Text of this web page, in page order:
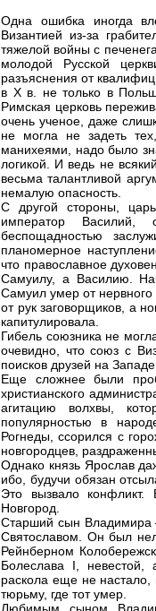
Одна ошибка иногда
Византией из-за
тяжелой войны с
молодой Русской
разъяснения от
в X в. не только в
Римская церковь
очень ученое, даже
не могла не задеть
манихеями, надо было
логикой. И ведь не
весьма талантливой
немалую опасность.
С другой стороны,
император Василий,
беспощадностью
планомерное
что православное
Самуилу, а Василию.
Самуил умер от
от рук заговорщиков, а
капитулировала.
Гибель союзника не
очевидно, что союз с
поисков друзей на
Еще сложнее были
христианского
агитацию волхвы,
популярностью в
Рогнеды, ссорился с
новгородцев,
Однако князь Ярослав
ибо, будучи обязан
Это вызвало
Новгород.
Старший сын Владимира
Святославом. Он был
Рейнберном
Болеслава I, невестой,
раскола еще не
тюрьму, где тот умер.